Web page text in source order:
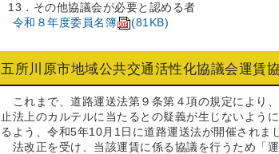
13．その他協議会が必要と認める者
令和８年度委員名簿
(81KB)
五所川原市地域公共交通活性化協議会運賃
これまで、道路運送法第９条第４項の規定により
止法上のカルテルに当たるとの疑義が生じないよう
るよう、令和5年10月1日に道路運送法が開催されま
法改正を受け、当該運賃に係る協議を行うため「